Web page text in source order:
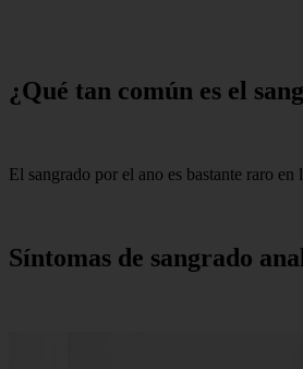
¿Qué tan común es el
El sangrado por el ano es bastante raro en
Síntomas de sangrado